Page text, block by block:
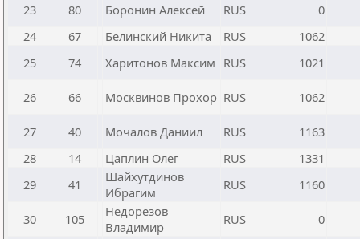
23 80 Боронин Алексей RUS
0
24
67 Белинский Никита RUS
1062
25
74 Харитонов Максим RUS 1021
26 66 Москвинов Прохор RUS 1062
27 40 Мочалов Даниил RUS
1163
28
14 Цаплин Олег RUS
1331
29
41
Шайхутдинов
Ибрагим
RUS 1160
30 105
Недорезов
Владимир
RUS 0